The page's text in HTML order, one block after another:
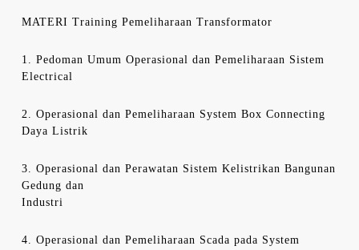
MATERI Training Pemeliharaan Transformator
1. Pedoman Umum Operasional dan Pemeliharaan Sistem
Electrical
2. Operasional dan Pemeliharaan System Box Connecting
Daya Listrik
3. Operasional dan Perawatan Sistem Kelistrikan Bangunan
Gedung dan
Industri
4. Operasional dan Pemeliharaan Scada pada System